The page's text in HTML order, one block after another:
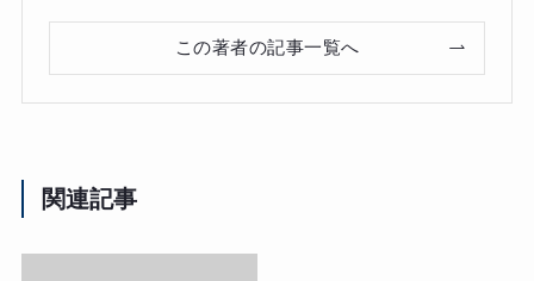
この著者の記事一覧へ
関連記事